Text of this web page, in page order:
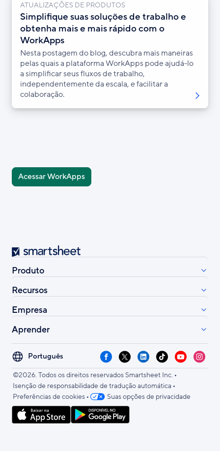
ATUALIZAÇÕES DE PRODUTOS
Simplifique suas soluções de trabalho e
obtenha mais e mais rápido com o
WorkApps
Nesta postagem do blog, descubra mais maneiras
pelas quais a plataforma WorkApps pode ajudá-lo
a simplificar seus fluxos de trabalho,
independentemente da escala, e facilitar a
colaboração.
Acessar WorkApps
Smartsheet
Produto
Recursos
Empresa
Aprender
Select
your
language
Facebook
X LinkedInTikTokYouTube
©2026. Todos os direitos reservados Smartsheet Inc. •
Isenção de responsabilidade de tradução automática •
Preferências de cookies • Suas opções de privacidade